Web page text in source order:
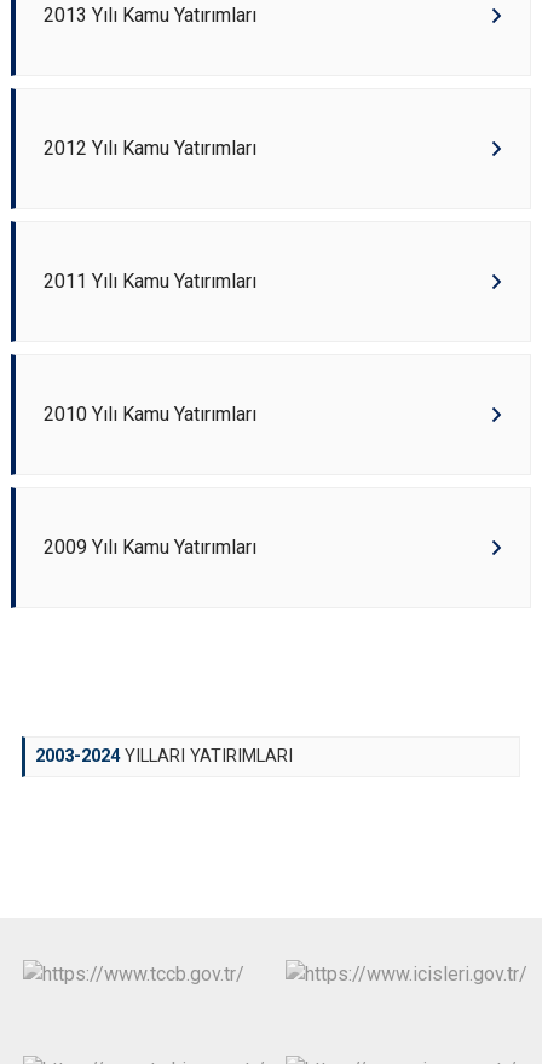
2013 Yılı Kamu Yatırımları
2012 Yılı Kamu Yatırımları
2011 Yılı Kamu Yatırımları
2010 Yılı Kamu Yatırımları
2009 Yılı Kamu Yatırımları
2003-2024YILLARI YATIRIMLARI